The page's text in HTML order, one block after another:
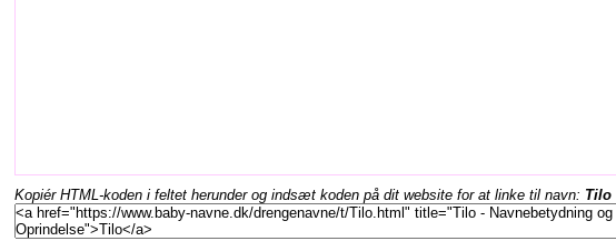
Kopiér HTML-koden i feltet herunder og indsæt koden på dit website for at linke til navn: Tilo